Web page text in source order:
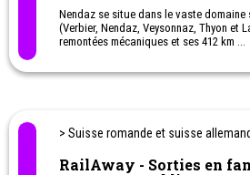
Nendaz se situe dans le vaste domaine
(Verbier, Nendaz, Veysonnaz, Thyon et
remontées mécaniques et ses 412 km ...
flambeaux etc.
Été: Randonnée à travers 8 bisses,
> Suisse romande et suisse
RailAway - Sorties en